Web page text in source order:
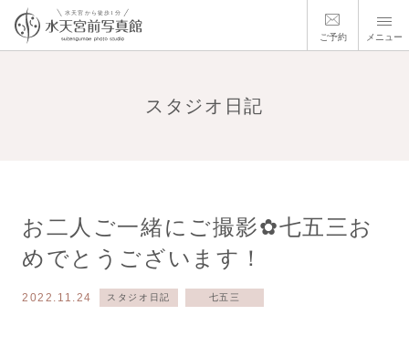
ご予約 メニュー
スタジオ日記
お二人ご一緒にご撮影✿七五三お
めでとうございます！
2022.11.24 スタジオ日記 七五三